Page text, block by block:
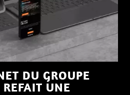
DU GROUPE
UNE